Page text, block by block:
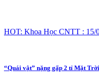
HOT: Khoa Học CNTT : 15/
“Quái vật” nặng gấp 2 tỉ Mặt